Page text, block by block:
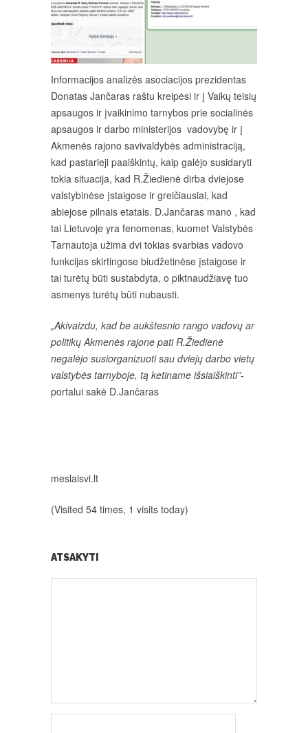
Informacijos analizės asociacijos prezidentas
Donatas Jančaras raštu kreipėsi ir į Vaikų teisių
apsaugos ir įvaikinimo tarnybos prie socialinės
apsaugos ir darbo ministerijos vadovybę ir į
Akmenės rajono savivaldybės administraciją,
kad pastarieji paaiškintų, kaip galėjo susidaryti
tokia situacija, kad R.Žiedienė dirba dviejose
valstybinėse įstaigose ir greičiausiai, kad
abiejose pilnais etatais. D.Jančaras mano , kad
tai Lietuvoje yra fenomenas, kuomet Valstybės
Tarnautoja užima dvi tokias svarbias vadovo
funkcijas skirtingose biudžetinėse įstaigose ir
tai turėtų būti sustabdyta, o piktnaudžiavę tuo
asmenys turėtų būti nubausti.
„Akivaizdu, kad be aukštesnio rango vadovų ar
politikų Akmenės rajone pati R.Žiedienė
negalėjo susiorganizuoti sau dviejų darbo vietų
valstybės tarnyboje, tą ketiname išsiaiškinti”-
portalui sakė D.Jančaras
meslaisvi.lt
(Visited 54 times, 1 visits today)
ATSAKYTI